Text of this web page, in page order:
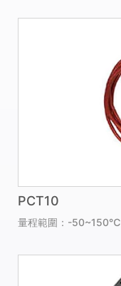
PCT10
量程範圍：-50~150℃